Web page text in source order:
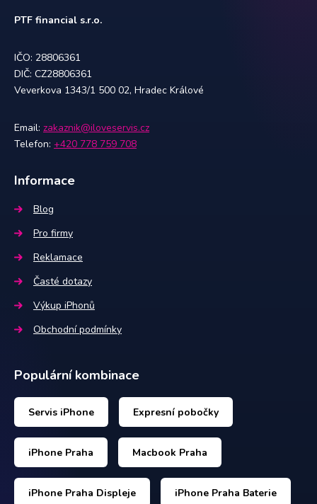
PTF financial s.r.o.
IČO: 28806361
DIČ: CZ28806361
Veverkova 1343/1 500 02, Hradec Králové
Email: zakaznik@iloveservis.cz
Telefon: +420 778 759 708
Informace
Blog
Pro firmy
Reklamace
Časté dotazy
Výkup iPhonů
Obchodní podmínky
Populární kombinace
Servis iPhone Expresní pobočky
iPhone Praha Macbook Praha
iPhone Praha Displeje iPhone Praha Baterie